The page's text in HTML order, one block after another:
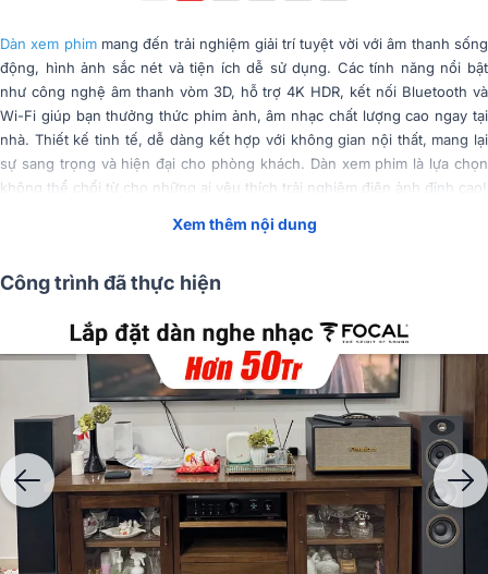
Dàn xem phimmang đến trải nghiệm giải trí tuyệt vời với âm thanh sống
động, hình ảnh sắc nét và tiện ích dễ sử dụng. Các tính năng nổi bật
như công nghệ âm thanh vòm 3D, hỗ trợ 4K HDR, kết nối Bluetooth và
Wi-Fi giúp bạn thưởng thức phim ảnh, âm nhạc chất lượng cao ngay tại
nhà. Thiết kế tinh tế, dễ dàng kết hợp với không gian nội thất, mang lại
sự sang trọng và hiện đại cho phòng khách. Dàn xem phim là lựa chọn
không thể chối từ cho những ai yêu thích trải nghiệm điện ảnh đỉnh cao!
Xem thêm nội dung
Công trình đã thực hiện